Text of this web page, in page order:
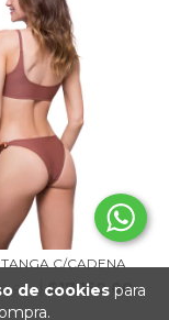
de cookiespara
C/CADENA
$17.150,00